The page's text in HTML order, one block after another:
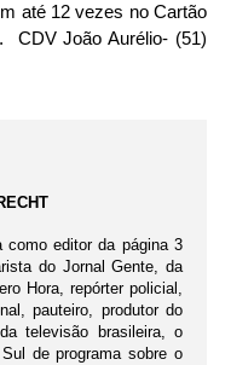
até 12 vezes no Cartão
CDV João Aurélio- (51)
como editor da página 3
do Jornal Gente, da
Hora, repórter policial,
pauteiro, produtor do
televisão brasileira, o
de programa sobre o